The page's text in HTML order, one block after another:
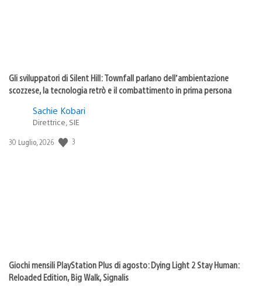
Gli sviluppatori di Silent Hill: Townfall parlano dell’ambientazione
scozzese, la tecnologia retrò e il combattimento in prima persona
Sachie Kobari
Direttrice, SIE
Data
30 Luglio, 2026 3
Giochi mensili PlayStation Plus di agosto: Dying Light 2 Stay Human:
Reloaded Edition, Big Walk, Signalis